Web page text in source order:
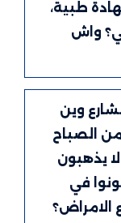
طبية،
واش
وين
الصباح
يذهبون
في